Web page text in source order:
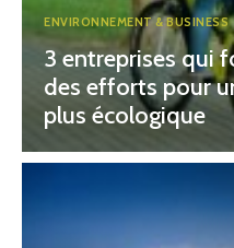
ENVIRONNEMENT & BUSINESS
3 entreprises qui
des efforts pour
plus écologique